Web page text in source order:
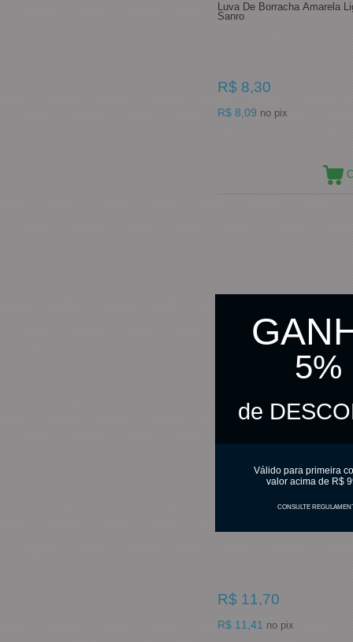
5%
de
Válido para primeira
valor acima de R$
CONSULTE
Luva De Borracha Amarela
Sanro
R$ 8,30
R$ 8,09 no pix
R$ 11,70
R$ 11,41 no pix